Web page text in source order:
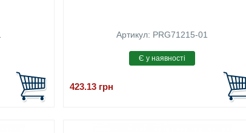
Артикул: PRG71215-01
423.13 грн